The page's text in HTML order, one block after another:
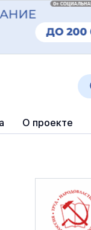
О проекте